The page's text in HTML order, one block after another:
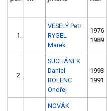
1.
VESELÝ Petr
RYGEL
Marek
1976
1989
2.
SUCHÁNEK
Daniel
ROLENC
Ondřej
1993
1991
NOVÁK